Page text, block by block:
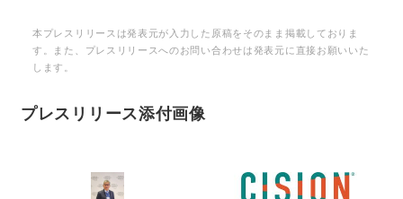
本プレスリリースは発表元が入力した原稿をそのまま掲載しておりま
す。また、プレスリリースへのお問い合わせは発表元に直接お願いいた
します。
プレスリリース添付画像